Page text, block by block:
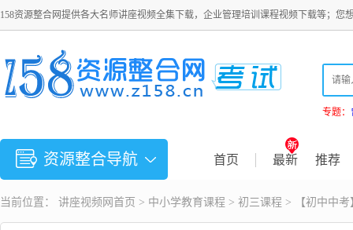
158资源整合网提供各大名师讲座视频全集下载，企业管理培训课程视频下载等；您
专题：
资源整合导航 首页 最新 推荐
当前位置： 讲座视频 网首页 > 中小学教育课程 > 初三课程 > 【初中中